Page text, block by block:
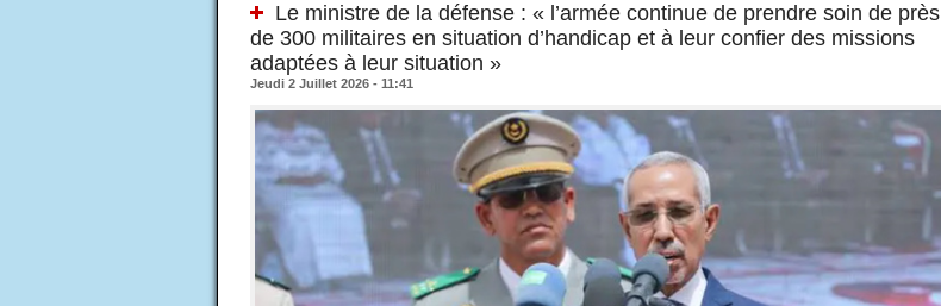
Le ministre de la défense : « l’armée continue de prendre soin de près
de 300 militaires en situation d’handicap et à leur confier des missions
adaptées à leur situation »
Jeudi 2 Juillet 2026 - 11:41